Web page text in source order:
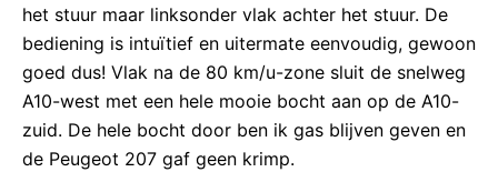
het stuur maar linksonder vlak achter het stuur. De
bediening is intuïtief en uitermate eenvoudig, gewoon
goed dus! Vlak na de 80 km/u-zone sluit de snelweg
A10-west met een hele mooie bocht aan op de A10-
zuid. De hele bocht door ben ik gas blijven geven en
de Peugeot 207 gaf geen krimp.